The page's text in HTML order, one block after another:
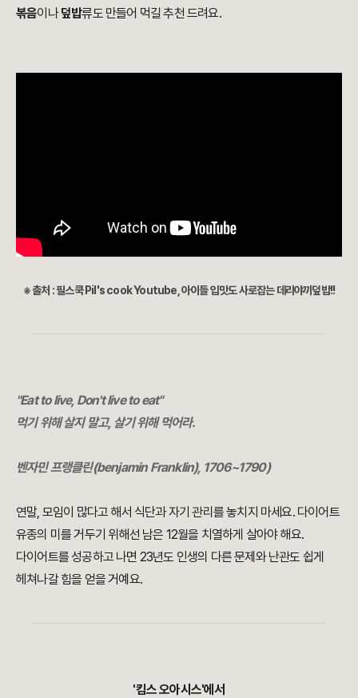
볶음이나덮밥류도 만들어 먹길 추천 드려요.
※ 출처 : 필스쿡 Pil's cook Youtube, 아이들 입맛도 사로잡는 데리야끼덮밥!!
"Eat to live, Don't live to eat"
먹기 위해 살지 말고, 살기 위해 먹어라.
벤자민 프랭클린(benjamin Franklin), 1706~1790)
연말, 모임이 많다고 해서 식단과 자기 관리를 놓치지 마세요. 다이어트
유종의 미를 거두기 위해선 남은 12월을 치열하게 살아야 해요.
다이어트를 성공하고 나면 23년도 인생의 다른 문제와 난관도 쉽게
헤쳐나갈 힘을 얻을 거예요.
'킴스 오아시스'에서